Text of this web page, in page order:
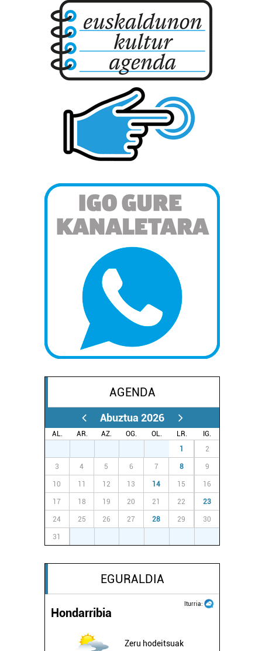
AGENDA
Abuztua 2026
AL. AR. AZ. OG. OL. LR.
IG.
1 2
3 4 5 6 7 8 9
10 11 12 13 14 15 16
17 18 19 20 21 22 23
24 25 26 27 28 29 30
31
EGURALDIA
Iturria:
Hondarribia
Zeru hodeitsuak